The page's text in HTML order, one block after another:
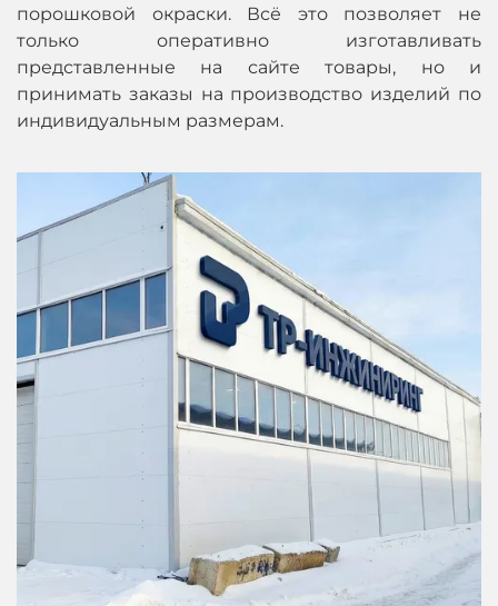
порошковой окраски. Всё это позволяет не
только оперативно изготавливать
представленные на сайте товары, но и
принимать заказы на производство изделий по
индивидуальным размерам.